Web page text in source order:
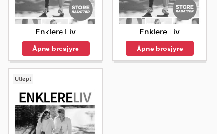
Enklere Liv
Åpne brosjyre
Enklere Liv
Åpne brosjyre
Utløpt